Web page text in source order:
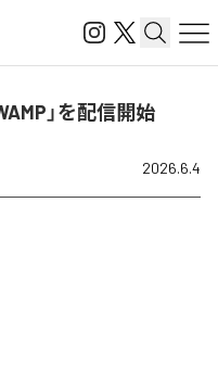
」を配信開始
2026.6.4